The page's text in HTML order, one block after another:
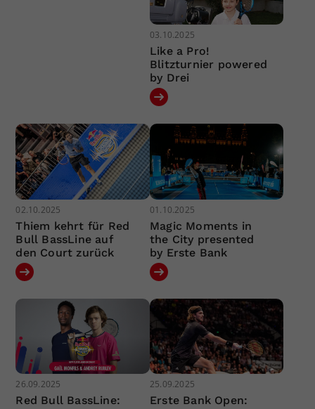
03.10.2025
Like a Pro!
Blitzturnier powered
by Drei
02.10.2025
Thiem kehrt für Red
Bull BassLine auf
den Court zurück
01.10.2025
Magic Moments in
the City presented
by Erste Bank
26.09.2025
Red Bull BassLine:
25.09.2025
Erste Bank Open: